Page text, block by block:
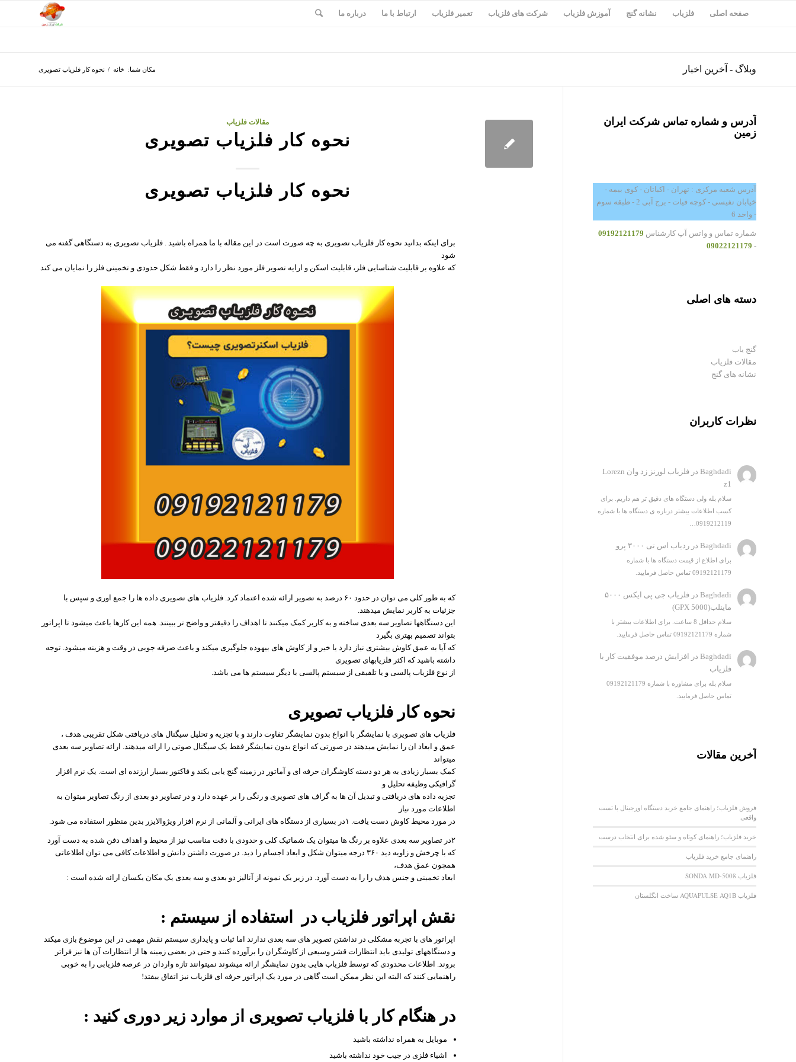
صفحه اصلی فلزیاب نشانه گنج آموزش فلزیاب شرکت های فلزیاب تعمیر فلزیاب ارتباط با ما درباره ما
وبلاگ - آخرین اخبار مکان شما: خانه / نحوه کار فلزیاب تصویری
مقالات فلزیاب
نحوه کار فلزیاب تصویری
نحوه کار فلزیاب تصویری
برای اینکه بدانید نحوه کار فلزیاب تصویری به چه صورت است در این مقاله با ما همراه باشید . فلزیاب تصویری به دستگاهی گفته می
شود
که علاوه بر قابلیت شناسایی فلز، قابلیت اسکن و ارایه تصویر فلز مورد نظر را دارد و فقط شکل حدودی و تخمینی فلز را نمایان می کند
که به طور کلی می توان در حدود ۶۰ درصد به تصویر ارائه شده اعتماد کرد. فلزیاب های تصویری داده ها را جمع اوری و سپس با
جزئیات به کاربر نمایش میدهند.
این دستگاهها تصاویر سه بعدی ساخته و به کاربر کمک میکنند تا اهداف را دقیقتر و واضح تر ببینند. همه این کارها باعث میشود تا اپراتور
بتواند تصمیم بهتری بگیرد
که آیا به عمق کاوش بیشتری نیاز دارد یا خیر و از کاوش های بیهوده جلوگیری میکند و باعث صرفه جویی در وقت و هزینه میشود. توجه
داشته باشید که اکثر فلزیابهای تصویری
از نوع فلزیاب پالسی و یا تلفیقی از سیستم پالسی با دیگر سیستم ها می باشد.
نحوه کار فلزیاب تصویری
فلزیاب های تصویری با نمایشگر با انواع بدون نمایشگر تفاوت دارند و با تجزیه و تحلیل سیگنال های دریافتی شکل تقریبی هدف ،
عمق و ابعاد ان را نمایش میدهند در صورتی که انواع بدون نمایشگر فقط یک سیگنال صوتی را ارائه میدهند. ارائه تصاویر سه بعدی
میتواند
کمک بسیار زیادی به هر دو دسته کاوشگران حرفه ای و آماتور در زمینه گنج یابی بکند و فاکتور بسیار ارزنده ای است. یک نرم افزار
گرافیکی وظیفه تحلیل و
تجزیه داده های دریافتی و تبدیل آن ها به گراف های تصویری و رنگی را بر عهده دارد و در تصاویر دو بعدی از رنگ تصاویر میتوان به
اطلاعات مورد نیاز
در مورد محیط کاوش دست یافت. ۱در بسیاری از دستگاه های ایرانی و آلمانی از نرم افزار ویژوالایزر بدین منظور استفاده می شود.
۲در تصاویر سه بعدی علاوه بر رنگ ها میتوان یک شماتیک کلی و حدودی با دقت مناسب نیز از محیط و اهداف دفن شده به دست آورد
که با چرخش و زاویه دید ۳۶۰ درجه میتوان شکل و ابعاد اجسام را دید. در صورت داشتن دانش و اطلاعات کافی می توان اطلاعاتی
همچون عمق هدف،
ابعاد تخمینی و جنس هدف را را به دست آورد. در زیر یک نمونه از آنالیز دو بعدی و سه بعدی یک مکان یکسان ارائه شده است :
نقش اپراتور فلزیاب در استفاده از سیستم :
اپراتور های با تجربه مشکلی در نداشتن تصویر های سه بعدی ندارند اما ثبات و پایداری سیستم نقش مهمی در این موضوع بازی میکند
و دستگاههای تولیدی باید انتظارات قشر وسیعی از کاوشگران را برآورده کنند و حتی در بعضی زمینه ها از انتظارات آن ها نیز فراتر
بروند. اطلاعات محدودی که توسط فلزیاب هایی بدون نمایشگر ارائه میشوند نمیتوانند تازه واردان در عرصه فلزیابی را به خوبی
راهنمایی کنند که البته این نظر ممکن است گاهی در مورد یک اپراتور حرفه ای فلزیاب نیز اتفاق بیفتد!
در هنگام کار با فلزیاب تصویری از موارد زیر دوری کنید :
موبایل به همراه نداشته باشید
اشیاء فلزی در جیب خود نداشته باشید
آدرس و شماره تماس شرکت ایران
زمین
آدرس شعبه مرکزی : تهران - اکباتان - کوی بیمه -
خیابان نفیسی - کوچه فیات - برج آبی 2 - طبقه سوم
- واحد 6
شماره تماس و واتس آپ کارشناس 09192121179
-
09022121179
دسته های اصلی
گنج یاب
مقالات فلزیاب
نشانه های گنج
نظرات کاربران
Baghdadi در
فلزیاب لورنز زد وان Lorezn
z1
سلام بله ولی دستگاه های دقیق تر هم داریم. برای
کسب اطلاعات بیشتر درباره ی دستگاه ها با شماره
0919212119…
Baghdadi درردیاب اس تی ۳۰۰۰ پرو
برای اطلاع از قیمت دستگاه ها با شماره
09192121179 تماس حاصل فرمایید.
Baghdadi در
فلزیاب جی پی ایکس ۵۰۰۰
ماینلب(GPX 5000)
سلام حداقل 8 ساعت. برای اطلاعات بیشتر با
شماره 09192121179 تماس حاصل فرمایید.
Baghdadi در
افزایش درصد موفقیت کار با
فلزیاب
سلام بله برای مشاوره با شماره 09192121179
تماس حاصل فرمایید.
آخرین مقالات
فروش فلزیاب؛ راهنمای جامع خرید دستگاه اورجینال با تست
واقعی
خرید فلزیاب؛ راهنمای کوتاه و سئو شده برای انتخاب درست
راهنمای جامع خرید فلزیاب
فلزیاب SONDA MD-5008
فلزیاب AQUAPULSE AQ1B ساخت انگلستان